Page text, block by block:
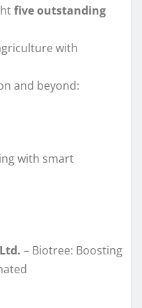
five outstanding
with
and beyond:
with smart
– Biotree: Boosting